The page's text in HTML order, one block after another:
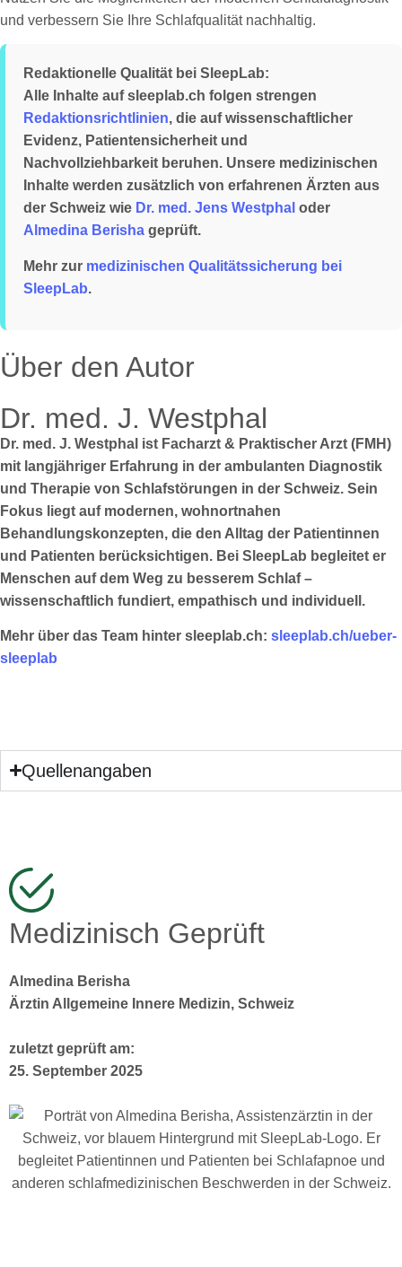
und verbessern Sie Ihre Schlafqualität nachhaltig.
Redaktionelle Qualität bei SleepLab:
Alle Inhalte auf sleeplab.ch folgen strengen
Redaktionsrichtlinien, die auf wissenschaftlicher
Evidenz, Patientensicherheit und
Nachvollziehbarkeit beruhen. Unsere medizinischen
Inhalte werden zusätzlich von erfahrenen Ärzten aus
der Schweiz wie Dr. med. Jens Westphal oder
Almedina Berisha geprüft.
Mehr zur medizinischen Qualitätssicherung bei
SleepLab.
Über den Autor
Dr. med. J. Westphal
Dr. med. J. Westphal ist Facharzt & Praktischer Arzt (FMH)
mit langjähriger Erfahrung in der ambulanten Diagnostik
und Therapie von Schlafstörungen in der Schweiz. Sein
Fokus liegt auf modernen, wohnortnahen
Behandlungskonzepten, die den Alltag der Patientinnen
und Patienten berücksichtigen. Bei SleepLab begleitet er
Menschen auf dem Weg zu besserem Schlaf –
wissenschaftlich fundiert, empathisch und individuell.
Mehr über das Team hinter sleeplab.ch: sleeplab.ch/ueber-
sleeplab
Quellenangaben
Medizinisch Geprüft
Almedina Berisha
Ärztin Allgemeine Innere Medizin, Schweiz
zuletzt geprüft am:
25. September 2025